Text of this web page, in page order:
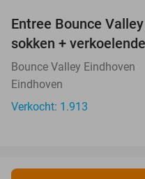
Entree Bounce
sokken +
Bounce Valley Eindhoven
Eindhoven
Verkocht: 1.913